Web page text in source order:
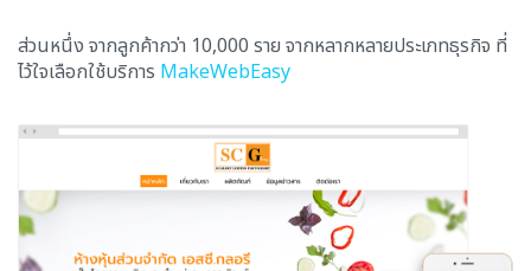
ส่วนหนึ่ง จากลูกค้ากว่า 10,000 ราย จากหลากหลายประเภทธุรกิจ ที่
ไว้ใจเลือกใช้บริการ MakeWebEasy